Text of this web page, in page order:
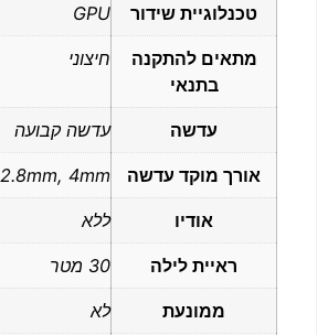
טכנלוגיית שידור GPU
מתאים להתקנה
בתנאי
חיצוני
עדשה עדשה קבועה
אורך מוקד עדשה 2.8mm, 4mm
אודיו ללא
ראיית לילה 30 מטר
ממונעת לא